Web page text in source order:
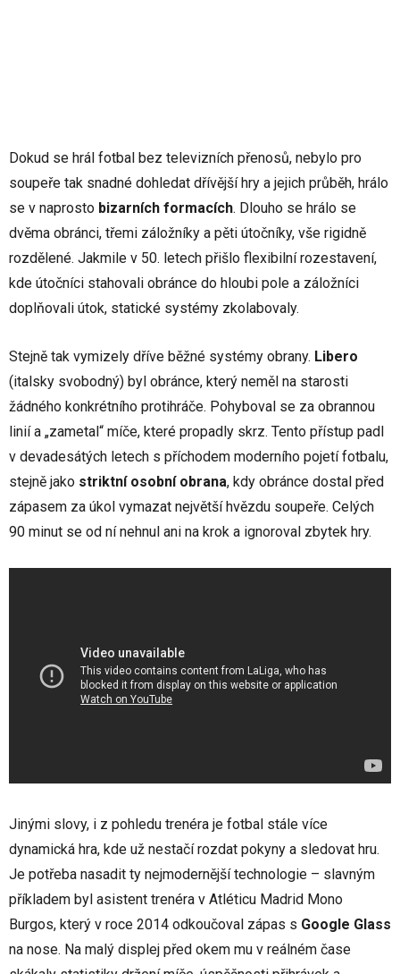
Dokud se hrál fotbal bez televizních přenosů, nebylo pro
soupeře tak snadné dohledat dřívější hry a jejich průběh, hrálo
se v naprosto bizarních formacích. Dlouho se hrálo se
dvěma obránci, třemi záložníky a pěti útočníky, vše rigidně
rozdělené. Jakmile v 50. letech přišlo flexibilní rozestavení,
kde útočníci stahovali obránce do hloubi pole a záložníci
doplňovali útok, statické systémy zkolabovaly.
Stejně tak vymizely dříve běžné systémy obrany. Libero
(italsky svobodný) byl obránce, který neměl na starosti
žádného konkrétního protihráče. Pohyboval se za obrannou
linií a „zametal“ míče, které propadly skrz. Tento přístup padl
v devadesátých letech s příchodem moderního pojetí fotbalu,
stejně jako striktní osobní obrana, kdy obránce dostal před
zápasem za úkol vymazat největší hvězdu soupeře. Celých
90 minut se od ní nehnul ani na krok a ignoroval zbytek hry.
Jinými slovy, i z pohledu trenéra je fotbal stále více
dynamická hra, kde už nestačí rozdat pokyny a sledovat hru.
Je potřeba nasadit ty nejmodernější technologie – slavným
příkladem byl asistent trenéra v Atléticu Madrid Mono
Burgos, který v roce 2014 odkoučoval zápas s Google Glass
na nose. Na malý displej před okem mu v reálném čase